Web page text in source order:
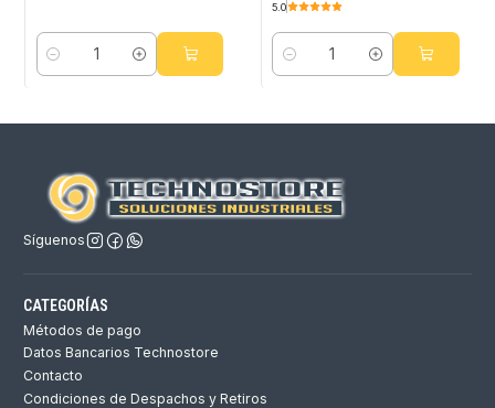
Cantidad
5.0
Cantidad
Síguenos
CATEGORÍAS
Métodos de pago
Datos Bancarios Technostore
Contacto
Condiciones de Despachos y Retiros